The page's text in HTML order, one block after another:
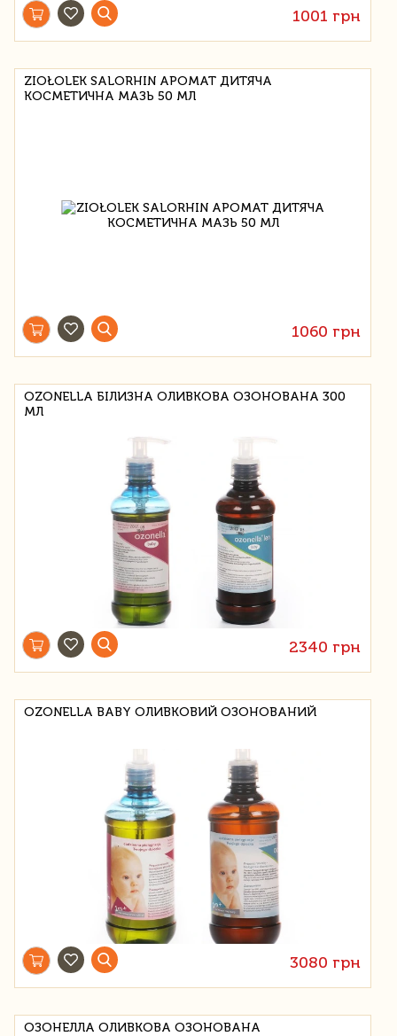
1001 грн
ZIOŁOLEK SALORHIN АРОМАТ ДИТЯЧА
КОСМЕТИЧНА МАЗЬ 50 МЛ
1060 грн
OZONELLA БІЛИЗНА ОЛИВКОВА ОЗОНОВАНА 300
МЛ
2340 грн
OZONELLA BABY ОЛИВКОВИЙ ОЗОНОВАНИЙ
3080 грн
ОЗОНЕЛЛА ОЛИВКОВА ОЗОНОВАНА